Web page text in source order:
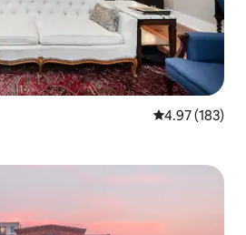
平均评分 4.97
4.97 (183)